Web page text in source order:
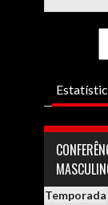
Temporada